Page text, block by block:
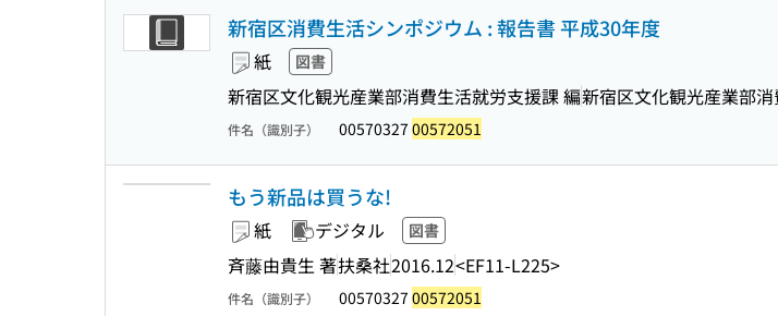
新宿区消費生活シンポジウム : 報告書 平成30年度
紙 図書
新宿区文化観光産業部消費生活就労支援課 編新宿区文化観光産業部
件名（識別子） 00570327 00572051
もう新品は買うな!
紙 デジタル 図書
斉藤由貴生 著扶桑社2016.12<EF11-L225>
件名（識別子） 00570327 00572051